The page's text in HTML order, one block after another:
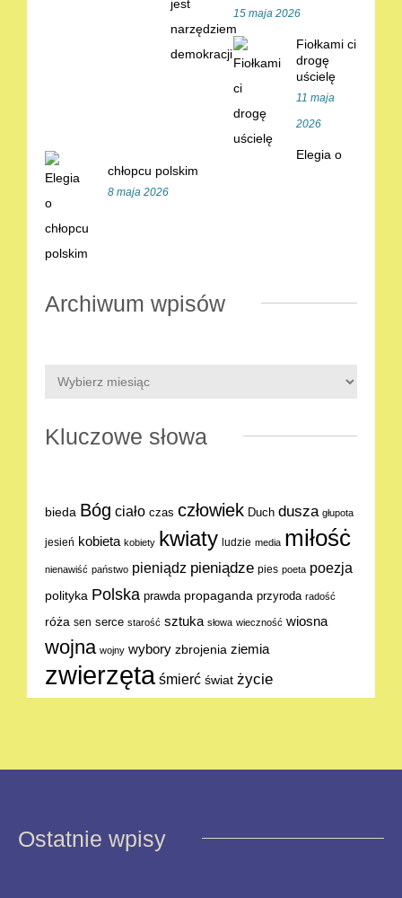
15 maja 2026
Fiołkami ci
drogę
uścielę
11 maja
2026
Elegia o
chłopcu polskim
8 maja 2026
Archiwum wpisów
Kluczowe słowa
bieda Bóg ciało czas człowiek Duch dusza głupota
jesień kobieta kobiety kwiaty ludzie media miłośċ
nienawiść państwo pieniądz pieniądze pies poeta poezja
polityka Polska prawda propaganda przyroda radość
róża sen serce starość sztuka słowa wieczność wiosna
wojna wojny wybory zbrojenia ziemia
zwierzęta śmierć świat życie
Ostatnie wpisy